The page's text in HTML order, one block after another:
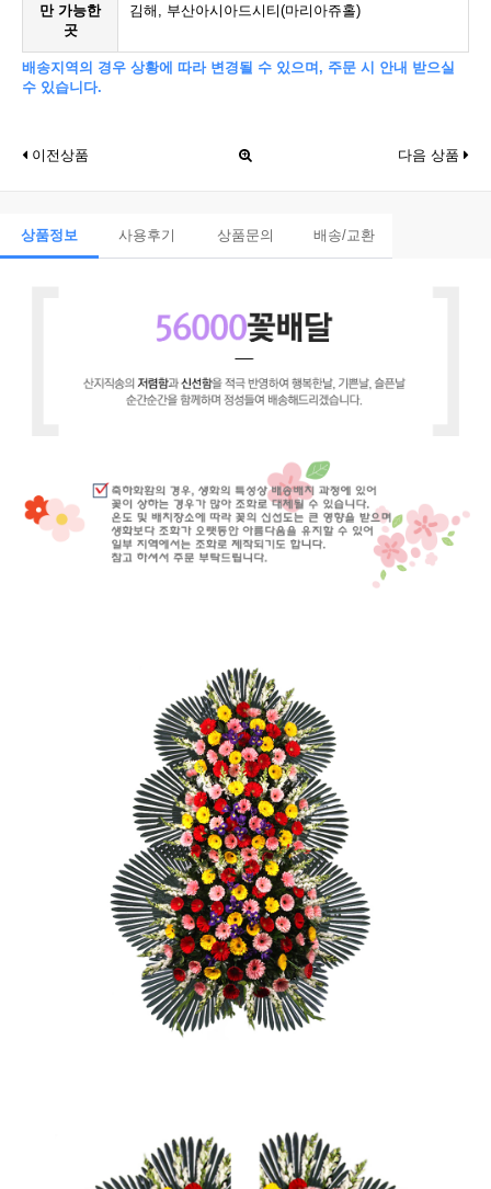
만 가능한
곳
김해, 부산아시아드시티(마리아쥬홀)
배송지역의 경우 상황에 따라 변경될 수 있으며, 주문 시 안내 받으실
수 있습니다.
이전상품 다음 상품
상품정보 사용후기 상품문의 배송/교환